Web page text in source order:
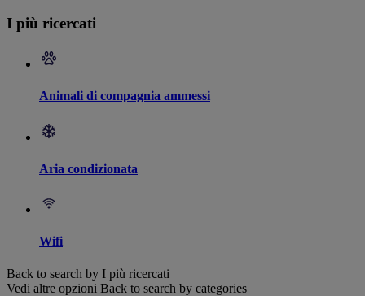
I più ricercati
Animali di compagnia ammessi
Aria condizionata
Wifi
Back to search by I più ricercati
Vedi altre opzioni Back to search by categories